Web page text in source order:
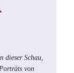
dieser Schau,
von